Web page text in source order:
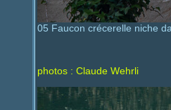
05 Faucon crécerelle niche
photos : Claude Wehrli